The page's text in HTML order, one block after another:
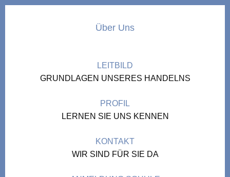
Über Uns
LEITBILD
GRUNDLAGEN UNSERES HANDELNS
PROFIL
LERNEN SIE UNS KENNEN
KONTAKT
WIR SIND FÜR SIE DA